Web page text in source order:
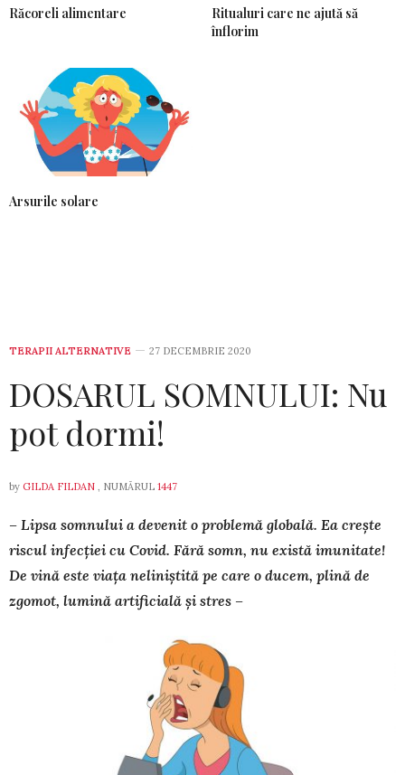
Răcoreli alimentare
Ritualuri care ne ajută să
înflorim
Arsurile solare
TERAPII ALTERNATIVE 27 DECEMBRIE 2020
DOSARUL SOMNULUI: Nu
pot dormi!
by GILDA FILDAN , NUMĂRUL 1447
– Lipsa somnului a devenit o problemă globală. Ea crește
riscul infecției cu Covid. Fără somn, nu există imunitate!
De vină este viața neliniștită pe care o ducem, plină de
zgomot, lumină artificială și stres –